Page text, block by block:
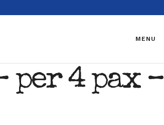
MENU
4 pax –